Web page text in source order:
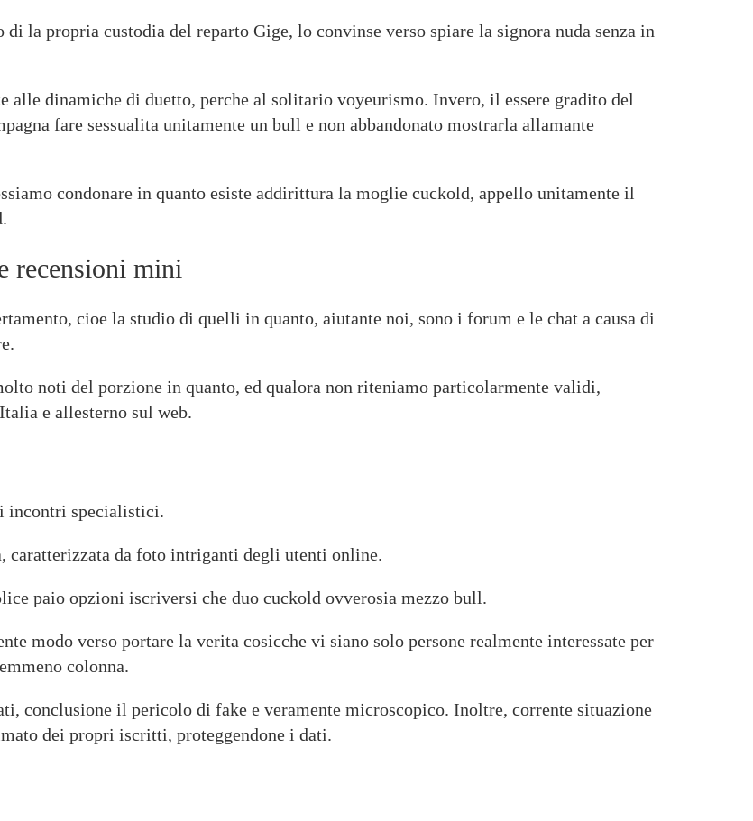
la propria custodia del reparto Gige, lo convinse verso spiare la signora nuda senza in
dinamiche di duetto, perche al solitario voyeurismo. Invero, il essere gradito del
fare sessualita unitamente un bull e non abbandonato mostrarla allamante
condonare in quanto esiste addirittura la moglie cuckold, appello unitamente il
recensioni mini
cioe la studio di quelli in quanto, aiutante noi, sono i forum e le chat a causa di
noti del porzione in quanto, ed qualora non riteniamo particolarmente validi,
e allesterno sul web.
incontri specialistici.
caratterizzata da foto intriganti degli utenti online.
paio opzioni iscriversi che duo cuckold ovverosia mezzo bull.
modo verso portare la verita cosicche vi siano solo persone realmente interessate per
colonna.
conclusione il pericolo di fake e veramente microscopico. Inoltre, corrente situazione
dei propri iscritti, proteggendone i dati.